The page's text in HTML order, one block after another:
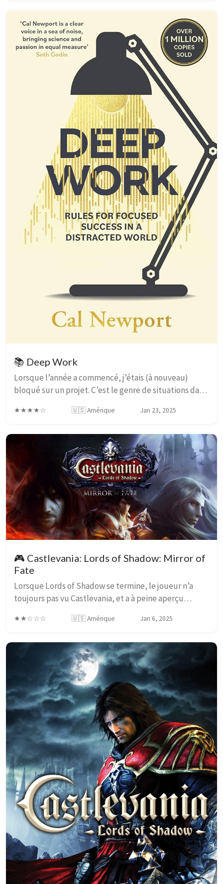
📚 Deep Work
Lorsque l’année a commencé, j’étais (à nouveau)
bloqué sur un projet. C’est le genre de situations dans
j’ai l’entièreté du projet dans ma mém...
★★★★☆ 🇺🇸 Amérique Jan 23, 2025
🎮 Castlevania: Lords of Shadow: Mirror of
Fate
Lorsque Lords of Shadow se termine, le joueur n’a
toujours pas vu Castlevania, et a à peine aperçu
étendre le lore, et introduire des éléments...
★★☆☆☆ 🇺🇸 Amérique Jan 6, 2025